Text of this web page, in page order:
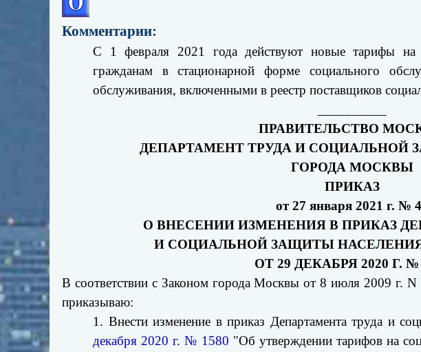
Комментарии:
С 1 февраля 2021 года действуют новые тарифы на
гражданам в стационарной форме социального
обслуживания, включенными в реестр поставщиков
ПРАВИТЕЛЬСТВО
ДЕПАРТАМЕНТ ТРУДА И СОЦИАЛЬНОЙ
ГОРОДА МОСКВЫ
ПРИКАЗ
от 27 января 2021 г. №
О ВНЕСЕНИИ ИЗМЕНЕНИЯ В ПРИКАЗ
И СОЦИАЛЬНОЙ ЗАЩИТЫ
ОТ 29 ДЕКАБРЯ 2020 Г. №
В соответствии с Законом города Москвы от 8 июля 2009 г.
приказываю:
1. Внести изменение в приказ Департамента труда и
декабря 2020 г. № 1580 "Об утверждении тарифов на